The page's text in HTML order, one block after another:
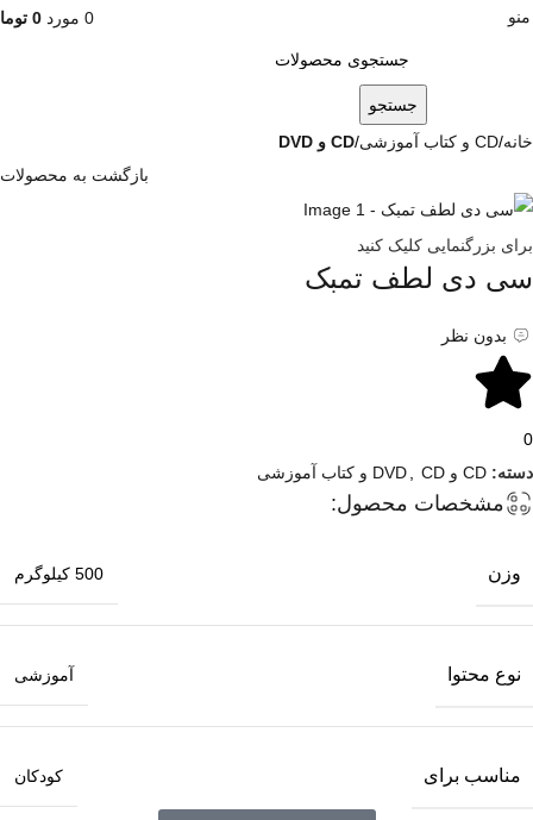
منو 0 مورد 0
جستجو
خانه CD و کتاب آموزشی
CD و DVD
بازگشت به محصولات
برای بزرگنمایی کلیک کنید
سی دی لطف تمبک
بدون نظر
0
دسته: CD و DVD CD و کتاب آموزشی
مشخصات محصول:
وزن 500 کیلوگرم
نوع محتوا آموزشی
مناسب برای کودکان